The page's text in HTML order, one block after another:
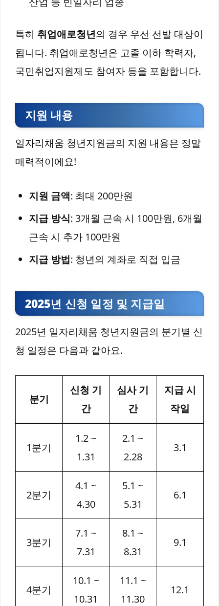
특히 취업애로청년의 경우 우선 선발 대상이
됩니다. 취업애로청년은 고졸 이하 학력자,
국민취업지원제도 참여자 등을 포함합니다.
지원 내용
일자리채움 청년지원금의 지원 내용은 정말
매력적이에요!
지원 금액: 최대 200만원
지급 방식: 3개월 근속 시 100만원, 6개월
근속 시 추가 100만원
지급 방법: 청년의 계좌로 직접 입금
2025년 신청 일정 및 지급일
2025년 일자리채움 청년지원금의 분기별 신
청 일정은 다음과 같아요.
분기
신청 기
간
심사 기
간
지급 시
작일
1분기
1.2 ~
1.31
2.1 ~
2.28
3.1
2분기
4.1 ~
4.30
5.1 ~
5.31
6.1
3분기
7.1 ~
7.31
8.1 ~
8.31
9.1
4분기
10.1 ~
10.31
11.1 ~
11.30
12.1